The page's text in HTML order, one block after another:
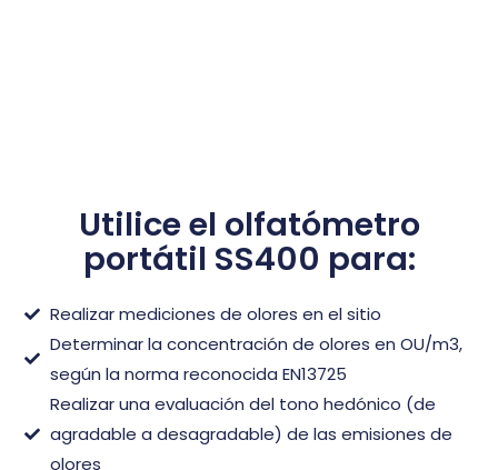
Utilice el olfatómetro
portátil SS400 para:
Realizar mediciones de olores en el sitio
Determinar la concentración de olores en OU/m3,
según la norma reconocida EN13725
Realizar una evaluación del tono hedónico (de
agradable a desagradable) de las emisiones de
olores